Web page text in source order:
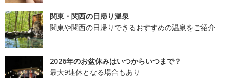
関東・関西の日帰り温泉
関東や関西の日帰りできるおすすめの温泉をご紹介
2026年のお盆休みはいつからいつまで？
最大9連休となる場合もあり